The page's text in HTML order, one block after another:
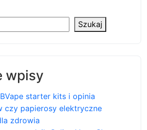
Szukaj
wpisy
starter kits i opinia
czy papierosy elektryczne
zdrowia